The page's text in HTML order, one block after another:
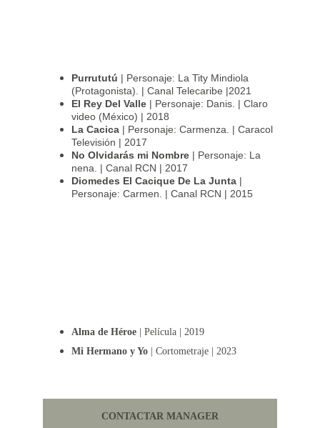
Purrututú | Personaje: La Tity Mindiola
(Protagonista). | Canal Telecaribe |2021
El Rey Del Valle | Personaje: Danis. | Claro
video (México) | 2018
La Cacica | Personaje: Carmenza. | Caracol
Televisión | 2017
No Olvidarás mi Nombre | Personaje: La
nena. | Canal RCN | 2017
Diomedes El Cacique De La Junta |
Personaje: Carmen. | Canal RCN | 2015
Alma de Héroe
| Película | 2019
Mi Hermano y Yo
| Cortometraje | 2023
CONTACTAR MANAGER